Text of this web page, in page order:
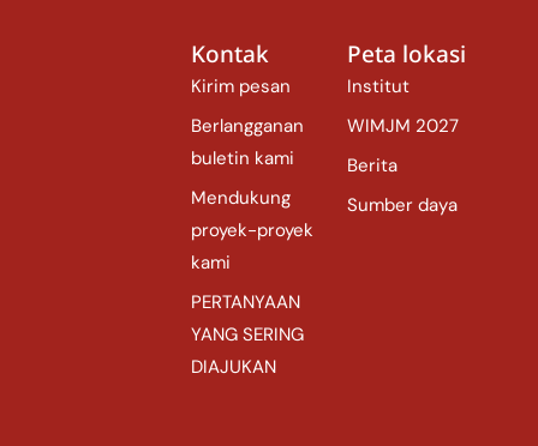
Kontak
Kirim pesan
Berlangganan
buletin kami
Mendukung
proyek-proyek
kami
PERTANYAAN
YANG SERING
DIAJUKAN
Peta lokasi
Institut
WIMJM 2027
Berita
Sumber daya